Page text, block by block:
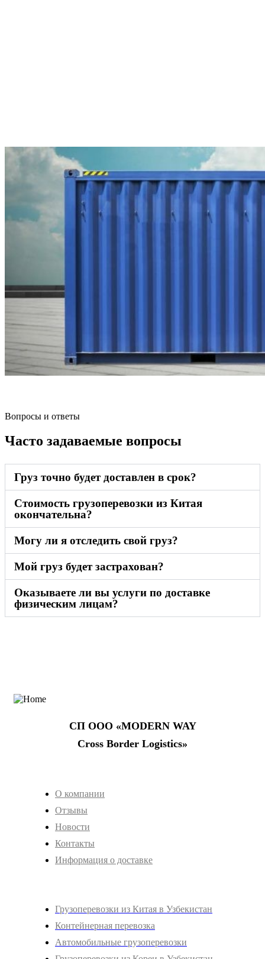
Вопросы и ответы
Часто задаваемые вопросы
Груз точно будет доставлен в срок?
Стоимость грузоперевозки из Китая
окончательна?
Могу ли я отследить свой груз?
Мой груз будет застрахован?
Оказываете ли вы услуги по доставке
физическим лицам?
СП ООО «‎MODERN WAY
Cross Border Logistics»‎
О компании
Отзывы
Новости
Контакты
Информация о доставке
Грузоперевозки из Китая в Узбекистан
Контейнерная перевозка
Автомобильные грузоперевозки